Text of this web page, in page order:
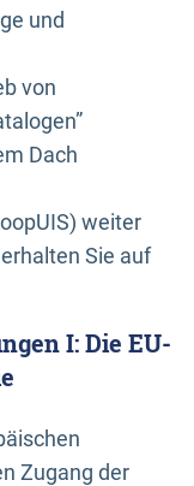
und
von
Dach
weiter
Sie auf
I: Die EU-
Zugang der